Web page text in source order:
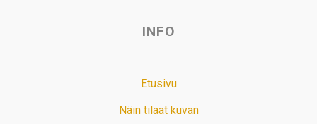
INFO
Etusivu
Näin tilaat kuvan